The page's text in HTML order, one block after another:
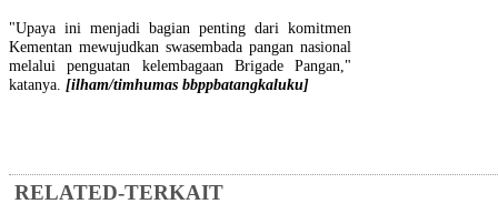
"Upaya ini menjadi bagian penting dari komitmen
Kementan mewujudkan swasembada pangan nasional
melalui penguatan kelembagaan Brigade Pangan,"
katanya. [ilham/timhumas bbppbatangkaluku]
RELATED-TERKAIT